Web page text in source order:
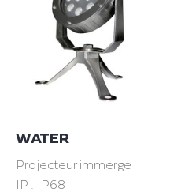
WATER
Projecteur immergé
IP : IP68